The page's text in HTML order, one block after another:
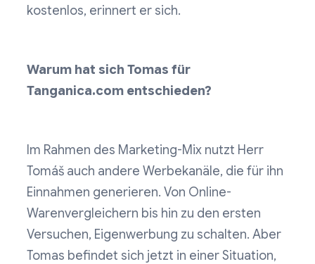
kostenlos, erinnert er sich.
Warum hat sich Tomas für
Tanganica.com entschieden?
Im Rahmen des Marketing-Mix nutzt Herr
Tomáš auch andere Werbekanäle, die für ihn
Einnahmen generieren. Von Online-
Warenvergleichern bis hin zu den ersten
Versuchen, Eigenwerbung zu schalten. Aber
Tomas befindet sich jetzt in einer Situation,